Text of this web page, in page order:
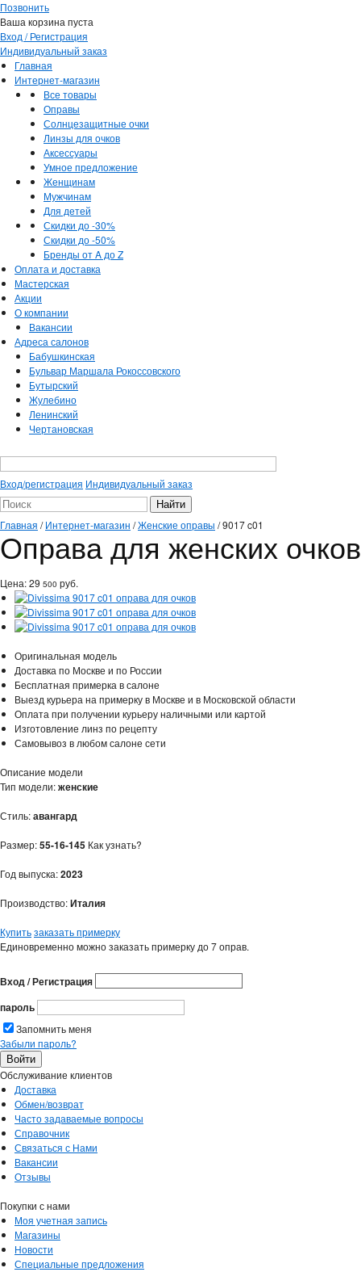
Позвонить
Ваша корзина пуста
Вход / Регистрация
Индивидуальный заказ
Главная
Интернет-магазин
Все товары
Оправы
Солнцезащитные очки
Линзы для очков
Аксессуары
Умное предложение
Женщинам
Мужчинам
Для детей
Скидки до -30%
Скидки до -50%
Бренды от A до Z
Оплата и доставка
Мастерская
Акции
О компании
Вакансии
Адреса салонов
Бабушкинская
Бульвар Маршала Рокоссовского
Бутырский
Жулебино
Ленинский
Чертановская
Вход/регистрация Индивидуальный заказ
Главная /Интернет-магазин /Женские оправы /9017 c01
Оправа для женских
Цена:29 500 руб.
Оригинальная модель
Доставка по Москве и по России
Бесплатная примерка в салоне
Выезд курьера на примерку в Москве и в Московской области
Оплата при получении курьеру наличными или картой
Изготовление линз по рецепту
Самовывоз в любом салоне сети
Описание модели
Тип модели:женские
Стиль:авангард
Размер:55-16-145 Как узнать?
Год выпуска:2023
Производство:Италия
Купитьзаказать примерку
Единовременно можно заказать примерку до 7 оправ.
Вход / Регистрация
пароль
Запомнить меня
Забыли пароль?
Обслуживание клиентов
Доставка
Обмен/возврат
Часто задаваемые вопросы
Справочник
Связаться с Нами
Вакансии
Отзывы
Покупки с нами
Моя учетная запись
Магазины
Новости
Специальные предложения